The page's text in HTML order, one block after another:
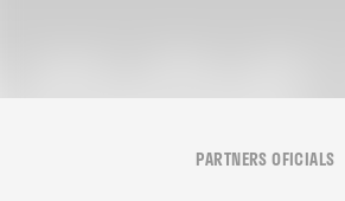
PARTNERS OFICIALS